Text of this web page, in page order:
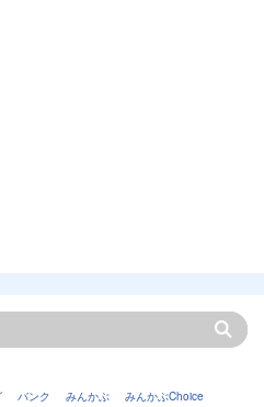
バンク みんかぶ みんかぶChoice